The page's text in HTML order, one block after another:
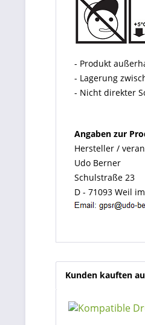
- Produkt
- Lagerung
- Nicht direkter
Angaben zur
Hersteller /
Udo Berner
Schulstraße 23
D - 71093 Weil
Kunden kauften